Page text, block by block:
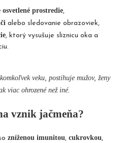
osvetlené prostredie,
alebo sledovanie obrazoviek,
, ktorý vysušuje sliznicu oka a
veku, postihuje mužov, ženy
viac ohrozené než iné.
vznik jačmeňa?
zníženou imunitou, cukrovkou,